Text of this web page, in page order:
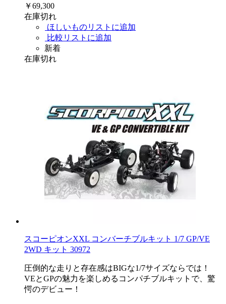
￥69,300
在庫切れ
ほしいものリストに追加
比較リストに追加
新着
在庫切れ
スコーピオンXXL コンバーチブルキット 1/7 GP/VE
2WD キット 30972
圧倒的な走りと存在感はBIGな1/7サイズならでは！
VEとGPの魅力を楽しめるコンパチブルキットで、驚
愕のデビュー！